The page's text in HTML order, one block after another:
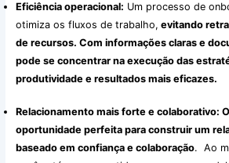
Eficiência operacional: Um processo de
otimiza os fluxos de trabalho, evitando
de recursos. Com informações claras e
pode se concentrar na execução das
produtividade e resultados mais eficazes.
Relacionamento mais forte e colaborativo:
oportunidade perfeita para construir um
baseado em confiança e colaboração. Ao